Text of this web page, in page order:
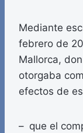
Mediante
febrero de
Mallorca,
otorgaba
efectos de
– que el